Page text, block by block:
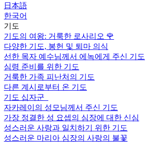
日本語
한국어
기도
기도의 여왕: 거룩한 로사리오 🌹
다양한 기도, 봉헌 및 퇴마 의식
선한 목자 예수님께서 에녹에게 주신 기도
심령 준비를 위한 기도
거룩한 가족 피난처의 기도
다른 계시로부터 온 기도
기도 십자군
자카레이의 성모님께서 주신 기도
가장 정결한 성 요셉의 심장에 대한 신심
성스러운 사랑과 일치하기 위한 기도
성스러운 마리아 심장의 사랑의 불꽃